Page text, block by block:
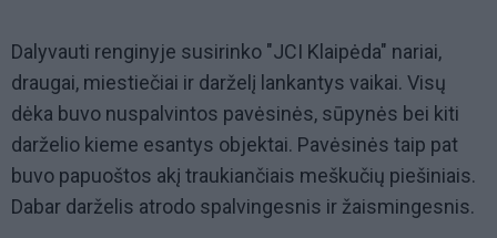
Dalyvauti renginyje susirinko "JCI Klaipėda" nariai,
draugai, miestiečiai ir darželį lankantys vaikai. Visų
dėka buvo nuspalvintos pavėsinės, sūpynės bei kiti
darželio kieme esantys objektai. Pavėsinės taip pat
buvo papuoštos akį traukiančiais meškučių piešiniais.
Dabar darželis atrodo spalvingesnis ir žaismingesnis.